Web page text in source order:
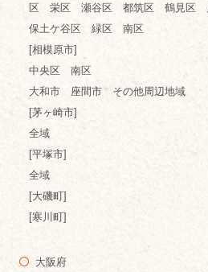
区 栄区 瀬谷区 都筑区 鶴見区
保土ケ谷区 緑区 南区
[相模原市]
中央区 南区
大和市 座間市 その他周辺地域
[茅ヶ崎市]
全域
[平塚市]
全域
[大磯町]
[寒川町]
大阪府